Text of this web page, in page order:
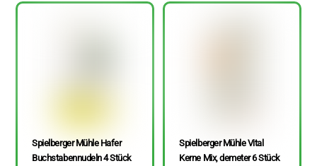
Spielberger Mühle Hafer
Buchstabennudeln 4 Stück
Spielberger Mühle Vital
Kerne Mix, demeter 6 Stück